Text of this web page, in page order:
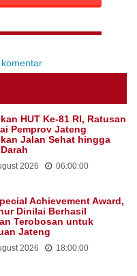
HUT Ke-81 RI, Ratusan
Pemprov Jateng
Jalan Sehat hingga
2026 06:00:00
Achievement Award,
Dinilai Berhasil
Terobosan untuk
Jateng
2026 18:00:00